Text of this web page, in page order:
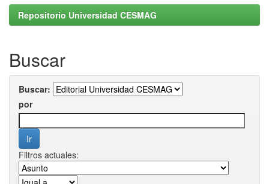
Repositorio Universidad CESMAG
Buscar
Buscar:
por
Filtros actuales: